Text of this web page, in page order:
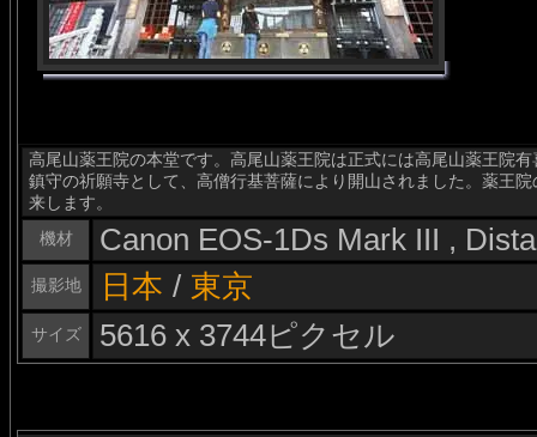
高尾山薬王院の本堂です。高尾山薬王院は正式には高尾山薬王院
鎮守の祈願寺として、高僧行基菩薩により開山されました。薬王
来します。
機材
Canon EOS-1Ds Mark III ,
撮影地 日本 / 東京
サイズ 5616 x 3744ピクセル